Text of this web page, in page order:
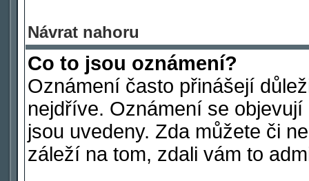
Návrat nahoru
Co to jsou oznámení?
Oznámení často přinášejí
nejdříve. Oznámení se
jsou uvedeny. Zda můžete či
záleží na tom, zdali vám to